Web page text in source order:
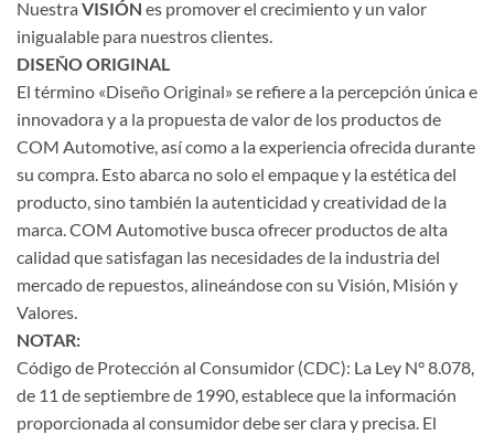
Nuestra VISIÓN es promover el crecimiento y un valor
inigualable para nuestros clientes.
DISEÑO ORIGINAL
El término «Diseño Original» se refiere a la percepción única e
innovadora y a la propuesta de valor de los productos de
COM Automotive, así como a la experiencia ofrecida durante
su compra. Esto abarca no solo el empaque y la estética del
producto, sino también la autenticidad y creatividad de la
marca. COM Automotive busca ofrecer productos de alta
calidad que satisfagan las necesidades de la industria del
mercado de repuestos, alineándose con su Visión, Misión y
Valores.
NOTAR:
Código de Protección al Consumidor (CDC): La Ley N° 8.078,
de 11 de septiembre de 1990, establece que la información
proporcionada al consumidor debe ser clara y precisa. El